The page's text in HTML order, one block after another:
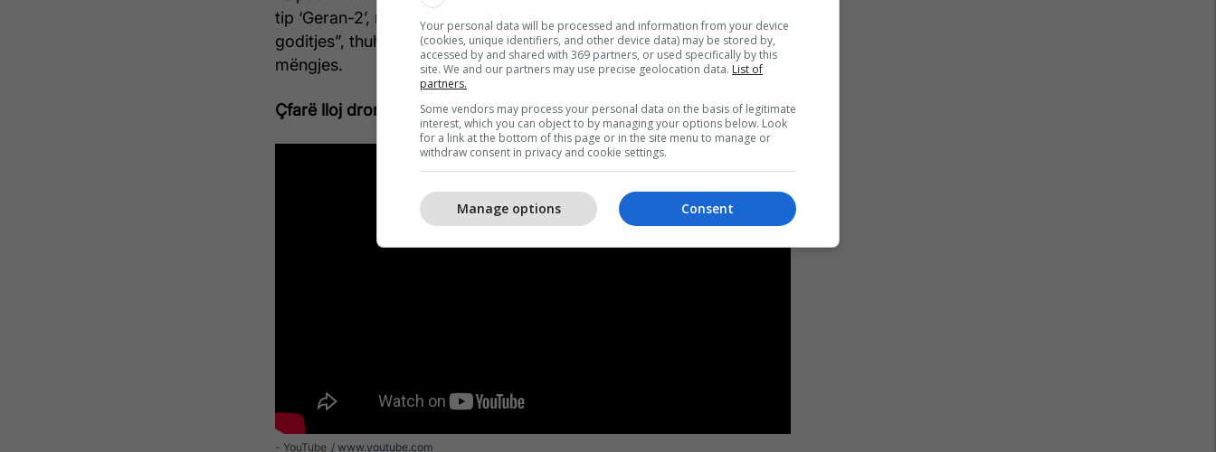
tip ‘Geran-2’, me origjinë ruse, ka shpërthyer në momentin e
goditjes”, thuhet në njoftimin e Ministrisë së Mbrojtjes të premten në
mëngjes.
Çfarë lloj droni është?
- YouTube www.youtube.com
Your personal data will be processed and information from your device
(cookies, unique identifiers, and other device data) may be stored by,
accessed by and shared with 369 partners, or used specifically by this
site. We and our partners may use precise geolocation data. List of
partners.
Some vendors may process your personal data on the basis of legitimate
interest, which you can object to by managing your options below. Look
for a link at the bottom of this page or in the site menu to manage or
withdraw consent in privacy and cookie settings.
Consent
Manage options